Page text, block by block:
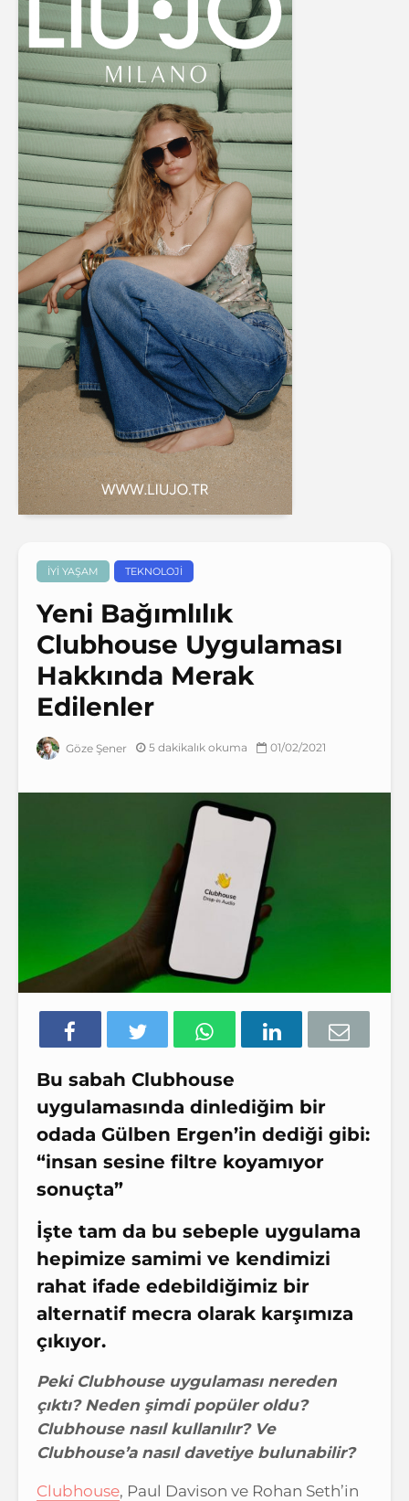
İYI YAŞAM TEKNOLOJI
Yeni Bağımlılık
Clubhouse Uygulaması
Hakkında Merak
Edilenler
Göze Şener 5 dakikalık okuma 01/02/2021
Bu sabah Clubhouse
uygulamasında dinlediğim bir
odada Gülben Ergen’in dediği gibi:
“insan sesine filtre koyamıyor
sonuçta”
İşte tam da bu sebeple uygulama
hepimize samimi ve kendimizi
rahat ifade edebildiğimiz bir
alternatif mecra olarak karşımıza
çıkıyor.
Peki Clubhouse uygulaması nereden
çıktı? Neden şimdi popüler oldu?
Clubhouse nasıl kullanılır? Ve
Clubhouse’a nasıl davetiye bulunabilir?
Clubhouse, Paul Davison ve Rohan Seth’in